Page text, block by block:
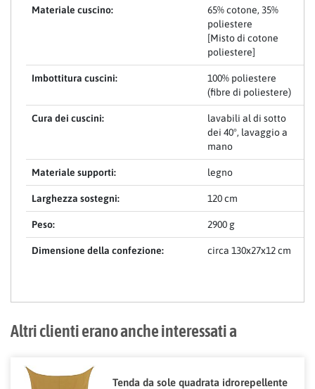
Materiale cuscino:
65% cotone, 35%
poliestere
[Misto di cotone
poliestere]
Imbottitura cuscini:
100% poliestere
(fibre di poliestere)
Cura dei cuscini:
lavabili al di sotto
dei 40°, lavaggio a
mano
Materiale supporti: legno
Larghezza sostegni: 120 cm
Peso: 2900 g
Dimensione della confezione: circa 130x27x12 cm
Altri clienti erano anche interessati a
Tenda da sole quadrata idrorepellente